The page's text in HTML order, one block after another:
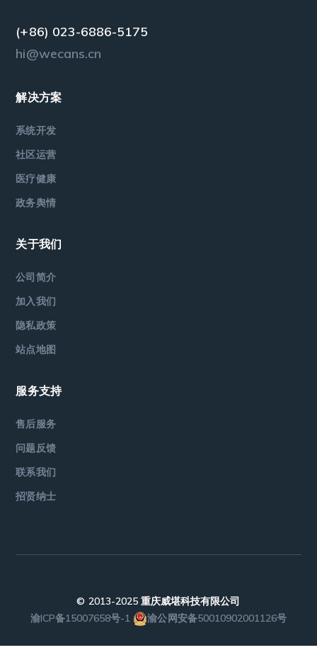
(+86) 023-6886-5175
hi@wecans.cn
解决方案
系统开发
社区运营
医疗健康
政务舆情
关于我们
公司简介
加入我们
隐私政策
站点地图
服务支持
售后服务
问题反馈
联系我们
招贤纳士
© 2013-2025 重庆威堪科技有限公司
渝ICP备15007658号-1
渝公网安备50010902001126号